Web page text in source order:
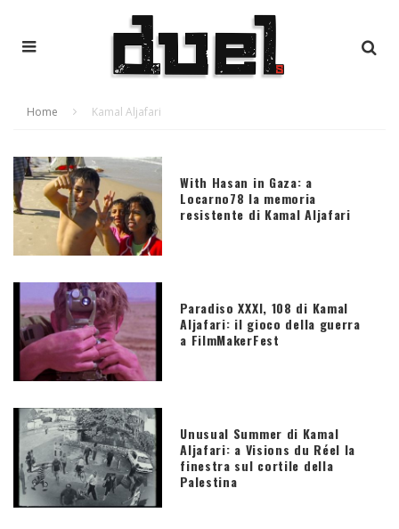
Home Kamal Aljafari
With Hasan in Gaza: a
Locarno78 la memoria
resistente di Kamal Aljafari
Paradiso XXXI, 108 di Kamal
Aljafari: il gioco della guerra
a FilmMakerFest
Unusual Summer di Kamal
Aljafari: a Visions du Réel la
finestra sul cortile della
Palestina